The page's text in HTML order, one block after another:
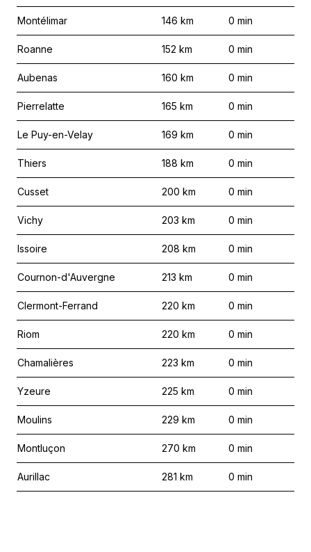
Montélimar 146 km 0 min
Roanne 152 km 0 min
Aubenas 160 km 0 min
Pierrelatte 165 km 0 min
Le Puy-en-Velay 169 km 0 min
Thiers 188 km 0 min
Cusset 200 km 0 min
Vichy 203 km 0 min
Issoire 208 km 0 min
Cournon-d'Auvergne 213 km 0 min
Clermont-Ferrand 220 km 0 min
Riom 220 km 0 min
Chamalières 223 km 0 min
Yzeure 225 km 0 min
Moulins 229 km 0 min
Montluçon 270 km 0 min
Aurillac 281 km 0 min